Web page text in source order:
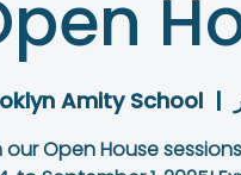
  |
Amity School
our Open House